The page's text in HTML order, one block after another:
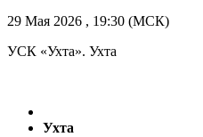
29 Мая 2026 , 19:30 (МСК)
УСК «Ухта». Ухта
Ухта